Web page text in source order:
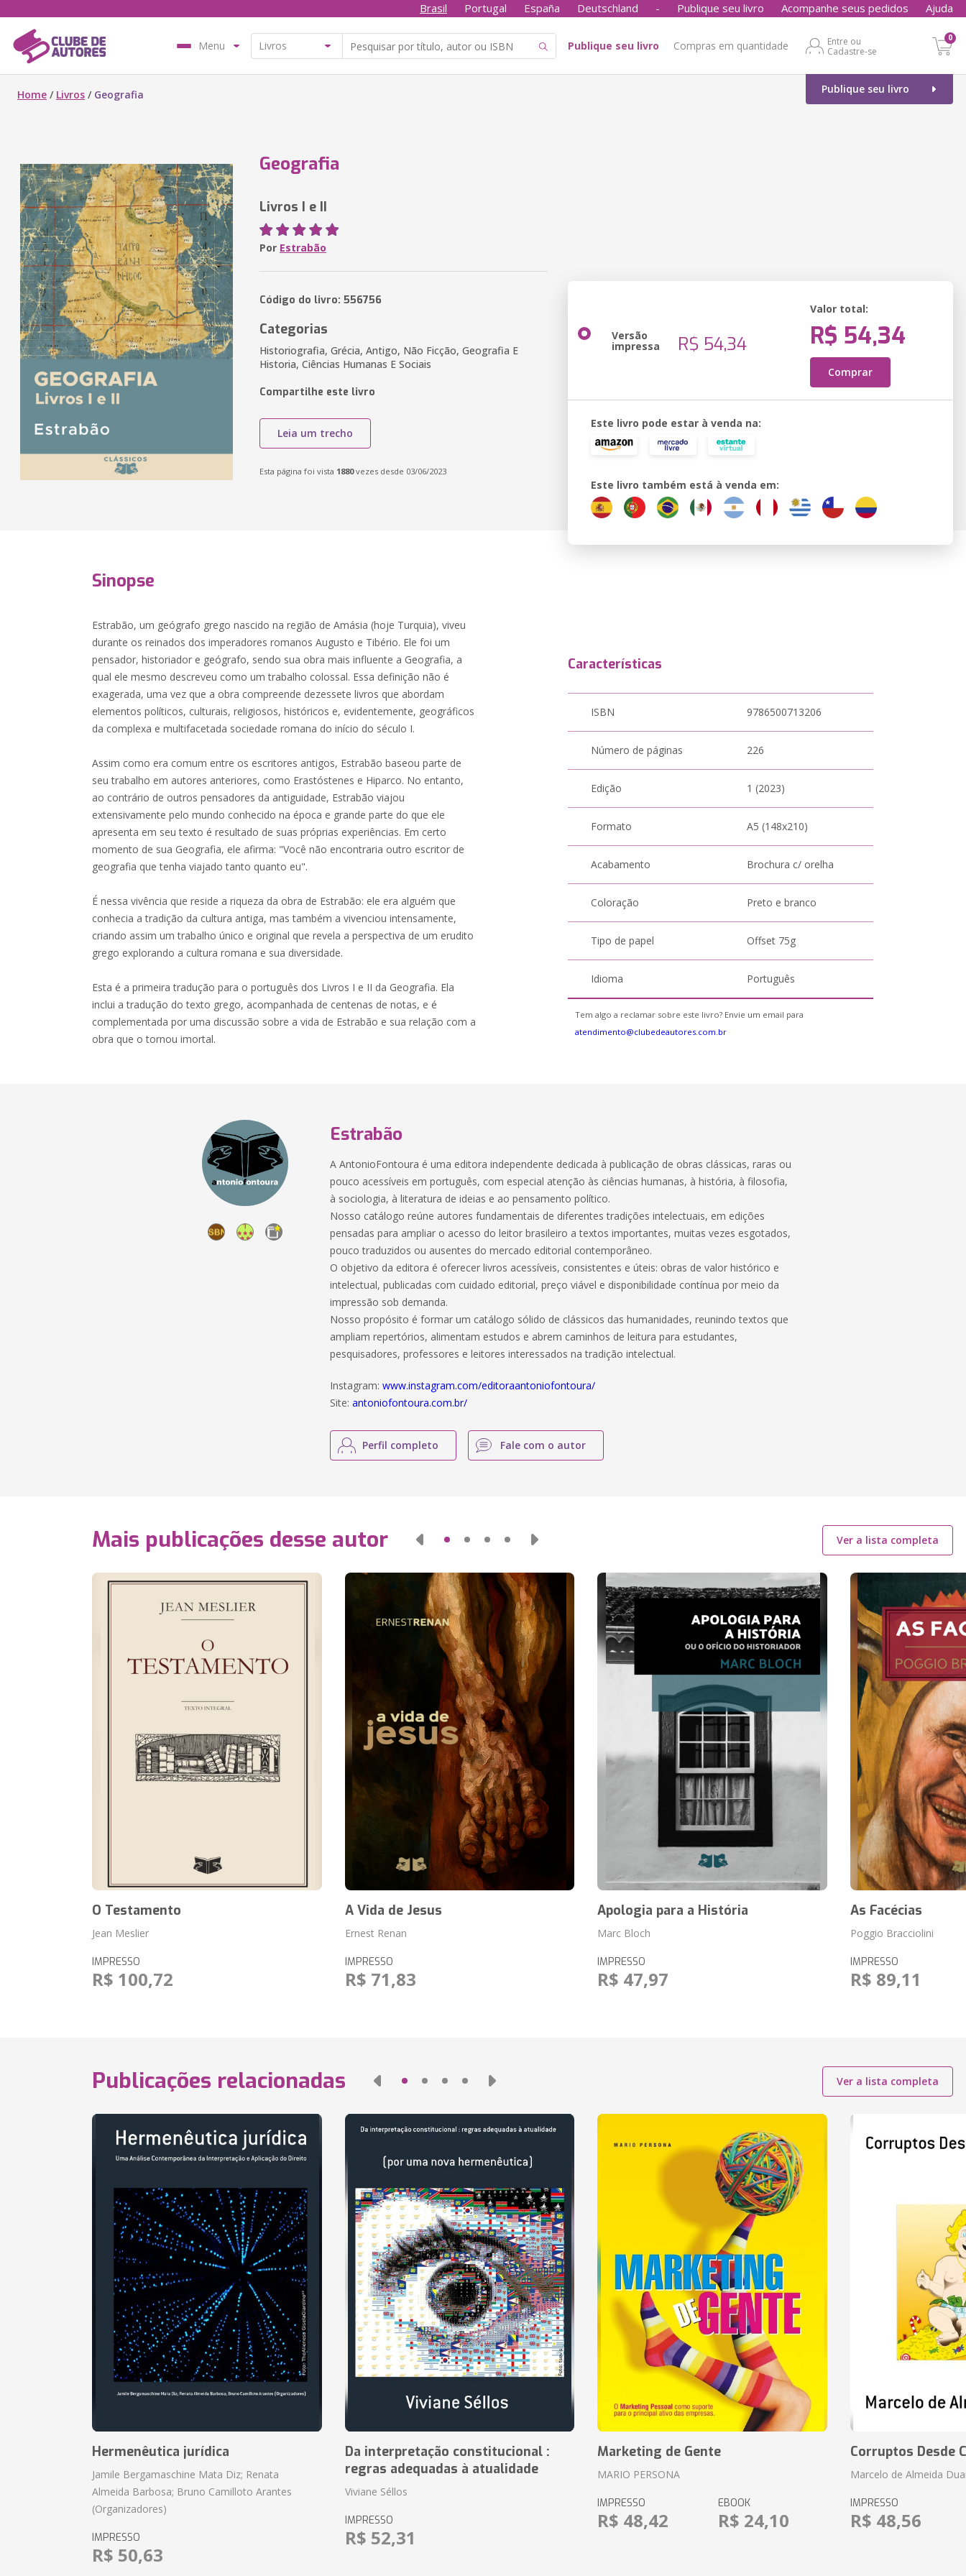
Brasil Portugal España Deutschland - Publique seu livro Acompanhe seus pedidos Ajuda
Menu Publique seu livro Compras em quantidade
Entre ou
Cadastre-se
0
Publique seu livro
Home / Livros / Geografia
Geografia
Livros I e II
Por Estrabão
Código do livro: 556756
Categorias
Historiografia, Grécia, Antigo, Não Ficção, Geografia E
Historia, Ciências Humanas E Sociais
Compartilhe este livro
Leia um trecho
Esta página foi vista 1880vezes desde 03/06/2023
Versão
impressa R$ 54,34
Valor total:
R$ 54,34
Comprar
Este livro pode estar à venda na:
Este livro também está à venda em:
Sinopse
Estrabão, um geógrafo grego nascido na região de Amásia (hoje Turquia), viveu
durante os reinados dos imperadores romanos Augusto e Tibério. Ele foi um
pensador, historiador e geógrafo, sendo sua obra mais influente a Geografia, a
qual ele mesmo descreveu como um trabalho colossal. Essa definição não é
exagerada, uma vez que a obra compreende dezessete livros que abordam
elementos políticos, culturais, religiosos, históricos e, evidentemente, geográficos
da complexa e multifacetada sociedade romana do início do século I.
Assim como era comum entre os escritores antigos, Estrabão baseou parte de
seu trabalho em autores anteriores, como Erastóstenes e Hiparco. No entanto,
ao contrário de outros pensadores da antiguidade, Estrabão viajou
extensivamente pelo mundo conhecido na época e grande parte do que ele
apresenta em seu texto é resultado de suas próprias experiências. Em certo
momento de sua Geografia, ele afirma: "Você não encontraria outro escritor de
geografia que tenha viajado tanto quanto eu".
É nessa vivência que reside a riqueza da obra de Estrabão: ele era alguém que
conhecia a tradição da cultura antiga, mas também a vivenciou intensamente,
criando assim um trabalho único e original que revela a perspectiva de um erudito
grego explorando a cultura romana e sua diversidade.
Esta é a primeira tradução para o português dos Livros I e II da Geografia. Ela
inclui a tradução do texto grego, acompanhada de centenas de notas, e é
complementada por uma discussão sobre a vida de Estrabão e sua relação com a
obra que o tornou imortal.
Características
ISBN 9786500713206
Número de páginas 226
Edição 1 (2023)
Formato A5 (148x210)
Acabamento Brochura c/ orelha
Coloração Preto e branco
Tipo de papel Offset 75g
Idioma Português
Tem algo a reclamar sobre este livro? Envie um email para
atendimento@clubedeautores.com.br
Estrabão
A AntonioFontoura é uma editora independente dedicada à publicação de obras clássicas, raras ou
pouco acessíveis em português, com especial atenção às ciências humanas, à história, à filosofia,
à sociologia, à literatura de ideias e ao pensamento político.
Nosso catálogo reúne autores fundamentais de diferentes tradições intelectuais, em edições
pensadas para ampliar o acesso do leitor brasileiro a textos importantes, muitas vezes esgotados,
pouco traduzidos ou ausentes do mercado editorial contemporâneo.
O objetivo da editora é oferecer livros acessíveis, consistentes e úteis: obras de valor histórico e
intelectual, publicadas com cuidado editorial, preço viável e disponibilidade contínua por meio da
impressão sob demanda.
Nosso propósito é formar um catálogo sólido de clássicos das humanidades, reunindo textos que
ampliam repertórios, alimentam estudos e abrem caminhos de leitura para estudantes,
pesquisadores, professores e leitores interessados na tradição intelectual.
Instagram:www.instagram.com/editoraantoniofontoura/
Site:antoniofontoura.com.br/
Perfil completo Fale com o autor
Mais publicações desse autor Ver a lista completa
O Testamento
Jean Meslier
IMPRESSO
R$ 100,72
A Vida de Jesus
Ernest Renan
IMPRESSO
R$ 71,83
Apologia para a História
Marc Bloch
IMPRESSO
R$ 47,97
As Facécias
Poggio Bracciolini
IMPRESSO
R$ 89,11
Publicações relacionadas Ver a lista completa
Hermenêutica jurídica
Jamile Bergamaschine Mata Diz; Renata
Almeida Barbosa; Bruno Camilloto Arantes
(Organizadores)
IMPRESSO
R$ 50,63
Da interpretação constitucional :
regras adequadas à atualidade
Viviane Séllos
IMPRESSO
R$ 52,31
Marketing de Gente
MARIO PERSONA
IMPRESSO
R$ 48,42
EBOOK
R$ 24,10
Corruptos Desde
Marcelo de Almeida
IMPRESSO
R$ 48,56